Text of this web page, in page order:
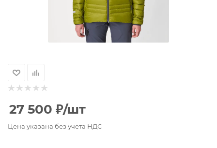
27 500 ₽/шт
Цена указана без учета НДС